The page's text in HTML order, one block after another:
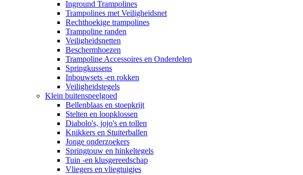
Inground Trampolines
Trampolines met Veiligheidsnet
Rechthoekige trampolines
Trampoline randen
Veiligheidsnetten
Beschermhoezen
Trampoline Accessoires en Onderdelen
Springkussens
Inbouwsets -en rokken
Veiligheidstegels
Klein buitenspeelgoed
Bellenblaas en stoepkrijt
Stelten en loopklossen
Diabolo's, jojo's en tollen
Knikkers en Stuiterballen
Jonge onderzoekers
Springtouw en hinkeltegels
Tuin -en klusgereedschap
Vliegers en vliegtuigjes